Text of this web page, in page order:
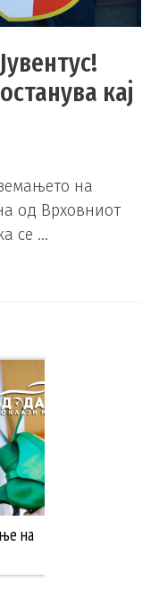
кај
на
од Врховниот
се …